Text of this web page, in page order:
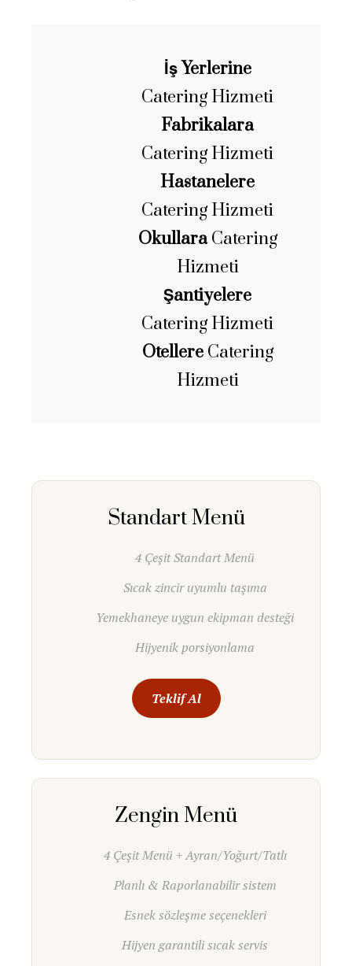
İş Yerlerine
Catering Hizmeti
Fabrikalara
Catering Hizmeti
Hastanelere
Catering Hizmeti
OkullaraCatering
Hizmeti
Şantiyelere
Catering Hizmeti
OtellereCatering
Hizmeti
Standart Menü
4 Çeşit Standart Menü
Sıcak zincir uyumlu taşıma
Yemekhaneye uygun ekipman desteği
Hijyenik porsiyonlama
Teklif Al
Zengin Menü
4 Çeşit Menü + Ayran/Yoğurt/Tatlı
Planlı & Raporlanabilir sistem
Esnek sözleşme seçenekleri
Hijyen garantili sıcak servis